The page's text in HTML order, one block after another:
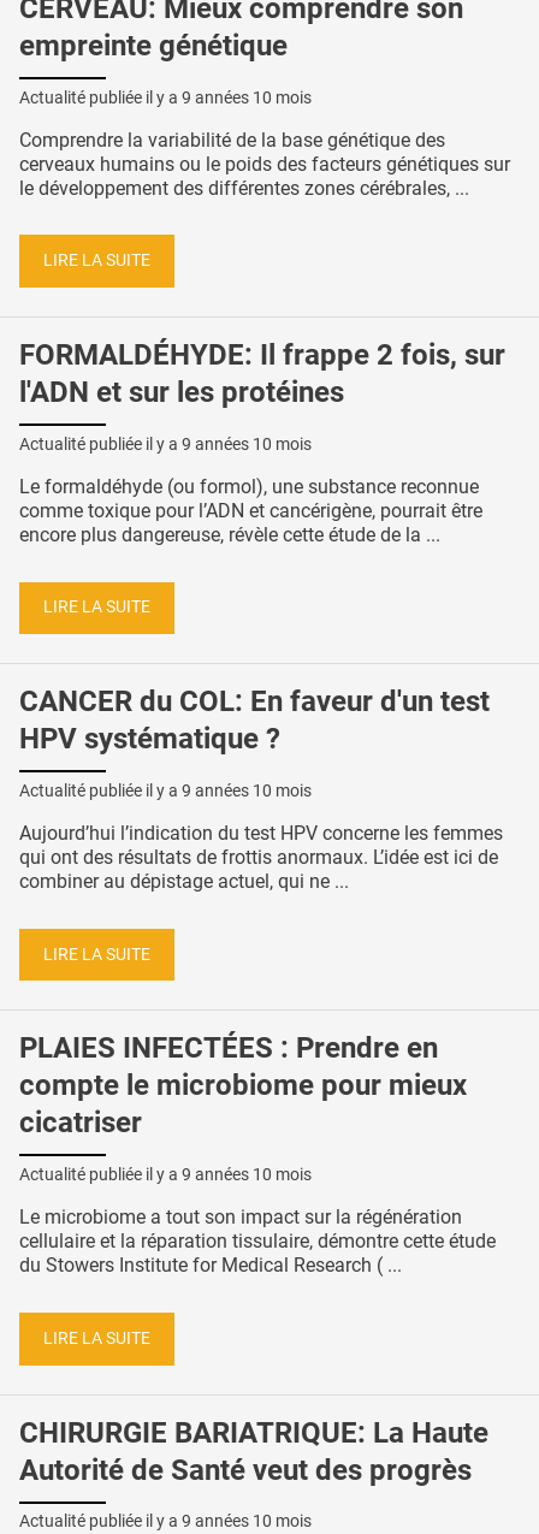
CERVEAU: Mieux comprendre son
empreinte génétique
Actualité publiée il y a 9 années 10 mois
Comprendre la variabilité de la base génétique des
cerveaux humains ou le poids des facteurs génétiques sur
le développement des différentes zones cérébrales, ...
LIRE LA SUITE
FORMALDÉHYDE: Il frappe 2 fois, sur
l'ADN et sur les protéines
Actualité publiée il y a 9 années 10 mois
Le formaldéhyde (ou formol), une substance reconnue
comme toxique pour l’ADN et cancérigène, pourrait être
encore plus dangereuse, révèle cette étude de la ...
LIRE LA SUITE
CANCER du COL: En faveur d'un test
HPV systématique ?
Actualité publiée il y a 9 années 10 mois
Aujourd’hui l’indication du test HPV concerne les femmes
qui ont des résultats de frottis anormaux. L’idée est ici de
combiner au dépistage actuel, qui ne ...
LIRE LA SUITE
PLAIES INFECTÉES : Prendre en
compte le microbiome pour mieux
cicatriser
Actualité publiée il y a 9 années 10 mois
Le microbiome a tout son impact sur la régénération
cellulaire et la réparation tissulaire, démontre cette étude
du Stowers Institute for Medical Research ( ...
LIRE LA SUITE
CHIRURGIE BARIATRIQUE: La Haute
Autorité de Santé veut des progrès
Actualité publiée il y a 9 années 10 mois